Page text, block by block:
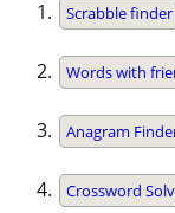
Scrabble finder
Words with
Anagram
Crossword